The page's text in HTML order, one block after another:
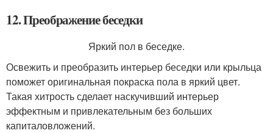
12. Преображение беседки
Яркий пол в беседке.
Освежить и преобразить интерьер беседки или крыльца
поможет оригинальная покраска пола в яркий цвет.
Такая хитрость сделает наскучивший интерьер
эффектным и привлекательным без больших
капиталовложений.